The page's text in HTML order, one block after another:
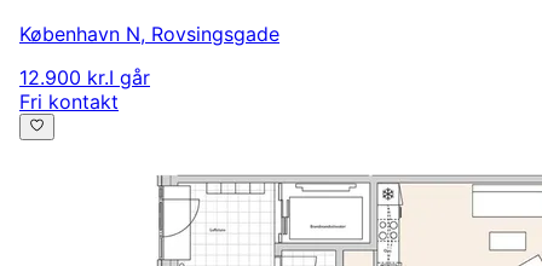
København N, Rovsingsgade
12.900 kr.I går
Fri kontakt